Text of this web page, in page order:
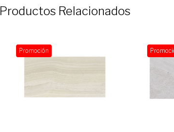
Productos Relacionados
Promoción